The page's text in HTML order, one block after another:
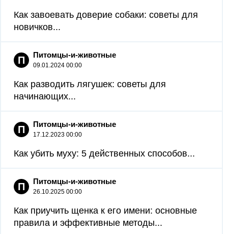
Как завоевать доверие собаки: советы для
новичков...
П Питомцы-и-животные
09.01.2024 00:00
Как разводить лягушек: советы для
начинающих...
П Питомцы-и-животные
17.12.2023 00:00
Как убить муху: 5 действенных способов...
П Питомцы-и-животные
26.10.2025 00:00
Как приучить щенка к его имени: основные
правила и эффективные методы...